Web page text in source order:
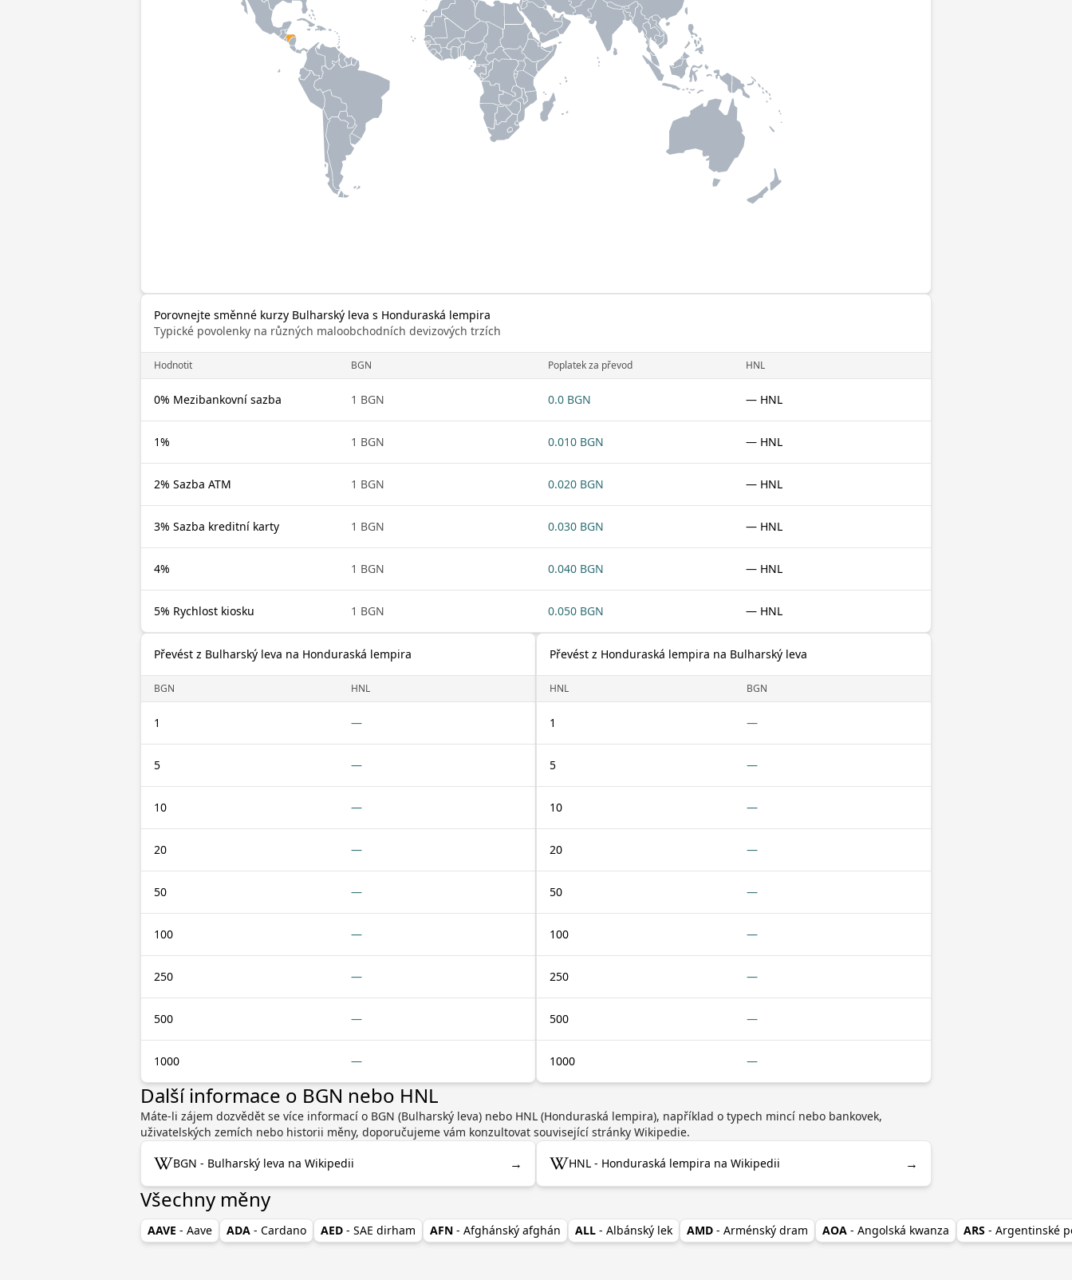
Porovnejte směnné kurzy Bulharský leva s Honduraská lempira
Typické povolenky na různých maloobchodních devizových trzích
Hodnotit BGN Poplatek za převod HNL
0% Mezibankovní sazba 1 BGN 0.0 BGN — HNL
1% 1 BGN 0.010 BGN — HNL
2% Sazba ATM 1 BGN 0.020 BGN — HNL
3% Sazba kreditní karty 1 BGN 0.030 BGN — HNL
4% 1 BGN 0.040 BGN — HNL
5% Rychlost kiosku 1 BGN 0.050 BGN — HNL
Převést z Bulharský leva na Honduraská lempira
BGN HNL
1 —
5 —
10 —
20 —
50 —
100 —
250 —
500 —
1000 —
Převést z Honduraská lempira na Bulharský leva
HNL BGN
1 —
5 —
10 —
20 —
50 —
100 —
250 —
500 —
1000 —
Další informace o BGN nebo HNL
Máte-li zájem dozvědět se více informací o BGN (Bulharský leva) nebo HNL (Honduraská lempira), například o typech mincí nebo bankovek,
uživatelských zemích nebo historii měny, doporučujeme vám konzultovat související stránky Wikipedie.
BGN - Bulharský leva na Wikipedii → HNL - Honduraská lempira na Wikipedii →
Všechny měny
AAVE - Aave ADA - Cardano AED - SAE dirham AFN - Afghánský afghán ALL - Albánský lek AMD - Arménský dram AOA - Angolská kwanza ARS - Argentinské